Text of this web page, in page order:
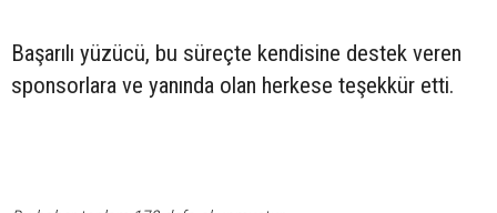
Başarılı yüzücü, bu süreçte kendisine destek veren
sponsorlara ve yanında olan herkese teşekkür etti.